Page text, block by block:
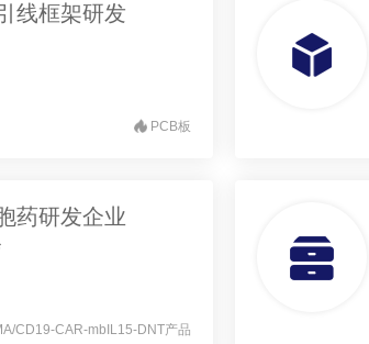
线框架研发
PCB板
药研发企业
CD19-CAR-mbIL15-DNT产品